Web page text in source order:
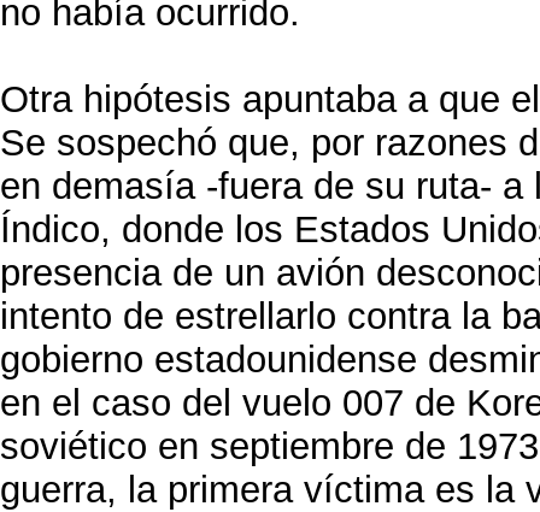
no había ocurrido.
Otra hipótesis apuntaba a que
Se sospechó que, por razones
en demasía -fuera de su ruta-
Índico, donde los Estados
presencia de un avión
intento de estrellarlo contra la
gobierno estadounidense
en el caso del vuelo 007 de
soviético en septiembre de
guerra, la primera víctima es la